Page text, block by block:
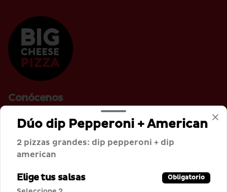
Conócenos
Cobertura de Despacho
Política de privacidad
Redes sociales
Dúo dip Pepperoni + American
2 pizzas grandes: dip pepperoni + dip
american
Elige tus salsas Obligatorio